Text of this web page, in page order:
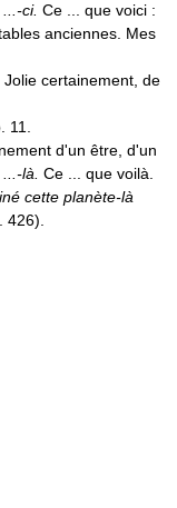
ci. Ce ... que voici :
anciennes. Mes
Jolie certainement, de
11.
d'un être, d'un
là. Ce ... que voilà.
cette planète-là
426).